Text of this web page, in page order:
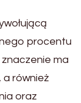
procentu
ma
a również
oraz